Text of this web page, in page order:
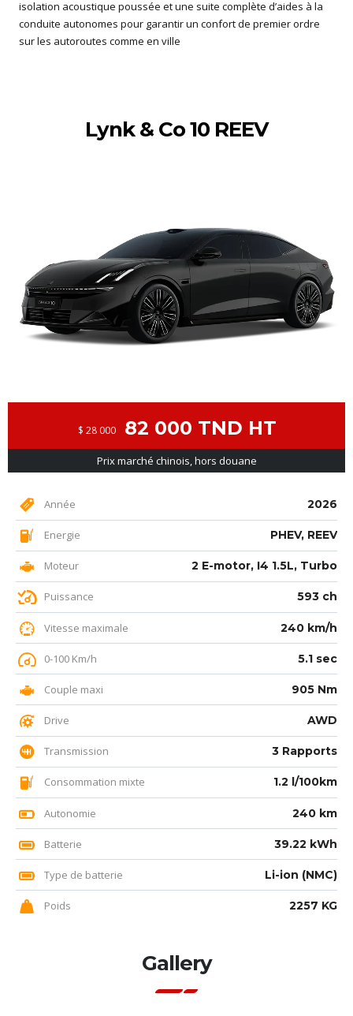
isolation acoustique poussée et une suite complète d’aides à la
conduite autonomes pour garantir un confort de premier ordre
sur les autoroutes comme en ville
Lynk & Co 10 REEV
82 000 TND HT
$ 28 000
Prix marché chinois, hors douane
Année 2026
Energie PHEV, REEV
Moteur 2 E-motor, I4 1.5L, Turbo
Puissance 593 ch
Vitesse maximale 240 km/h
0-100 Km/h 5.1 sec
Couple maxi 905 Nm
Drive AWD
Transmission 3 Rapports
Consommation mixte 1.2 l/100km
Autonomie 240 km
Batterie 39.22 kWh
Type de batterie Li-ion (NMC)
Poids 2257 KG
Gallery